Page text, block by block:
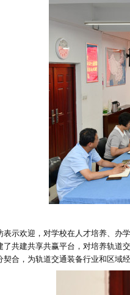
表示欢迎，对学校在人才培养、
共建共享共赢平台，对培养轨道
合，为轨道交通装备行业和区域